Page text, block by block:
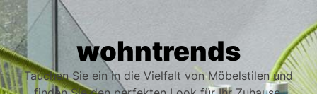
Skip
to
the
content
wohntrends
Tauchen Sie ein in die Vielfalt von Möbelstilen und